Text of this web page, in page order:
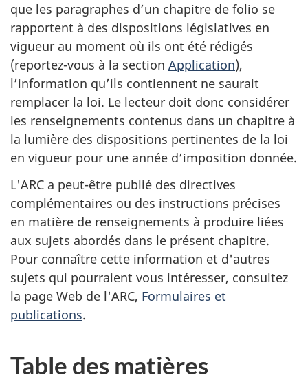
que les paragraphes d’un chapitre de folio se
rapportent à des dispositions législatives en
vigueur au moment où ils ont été rédigés
(reportez-vous à la section Application),
l’information qu’ils contiennent ne saurait
remplacer la loi. Le lecteur doit donc considérer
les renseignements contenus dans un chapitre à
la lumière des dispositions pertinentes de la loi
en vigueur pour une année d’imposition donnée.
L'ARC a peut-être publié des directives
complémentaires ou des instructions précises
en matière de renseignements à produire liées
aux sujets abordés dans le présent chapitre.
Pour connaître cette information et d'autres
sujets qui pourraient vous intéresser, consultez
la page Web de l'ARC, Formulaires et
publications.
Table des matières